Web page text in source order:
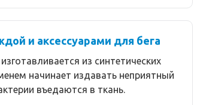
и аксессуарами для бега
из синтетических
начинает издавать неприятный
въедаются в ткань.